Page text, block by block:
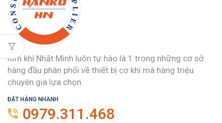
Kim khí Nhật Minh luôn tự hào là 1 trong những cơ sở
hàng đầu phân phối về thiết bị cơ khí mà hàng triệu
chuyên gia lựa chọn.
ĐẶT HÀNG NHANH
0979.311.468